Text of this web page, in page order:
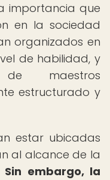
importancia que
en la sociedad
organizados en
de habilidad, y
de maestros
estructurado y
estar ubicadas
al alcance de la
Sin embargo, la